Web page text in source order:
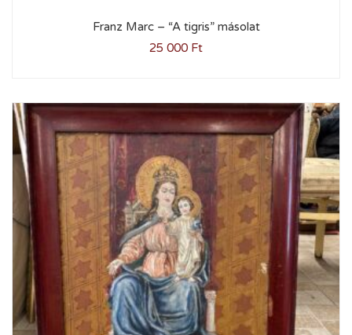
Franz Marc – “A tigris” másolat
25 000 Ft